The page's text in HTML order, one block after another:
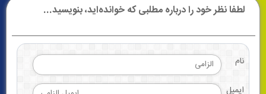
لطفا نظر خود را درباره مطلبی که خوانده‌اید، بنویسید...
نام
ایمیل